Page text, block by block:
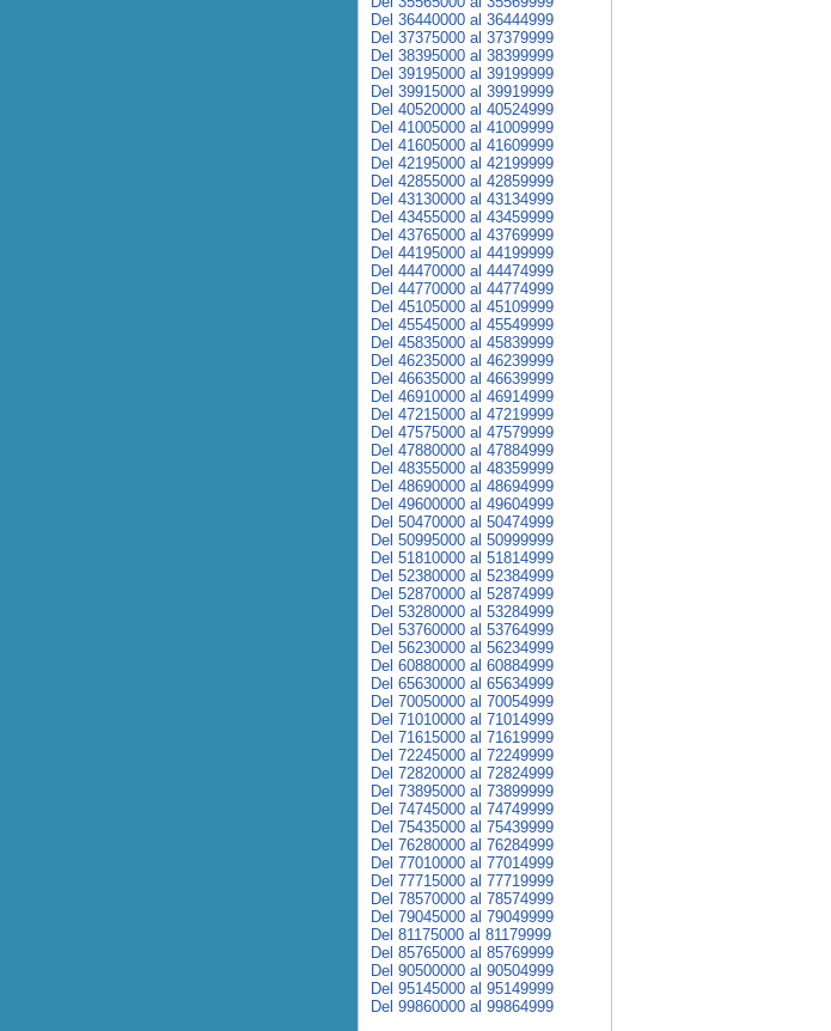
Del 36440000 al 36444999
Del 37375000 al 37379999
Del 38395000 al 38399999
Del 39195000 al 39199999
Del 39915000 al 39919999
Del 40520000 al 40524999
Del 41005000 al 41009999
Del 41605000 al 41609999
Del 42195000 al 42199999
Del 42855000 al 42859999
Del 43130000 al 43134999
Del 43455000 al 43459999
Del 43765000 al 43769999
Del 44195000 al 44199999
Del 44470000 al 44474999
Del 44770000 al 44774999
Del 45105000 al 45109999
Del 45545000 al 45549999
Del 45835000 al 45839999
Del 46235000 al 46239999
Del 46635000 al 46639999
Del 46910000 al 46914999
Del 47215000 al 47219999
Del 47575000 al 47579999
Del 47880000 al 47884999
Del 48355000 al 48359999
Del 48690000 al 48694999
Del 49600000 al 49604999
Del 50470000 al 50474999
Del 50995000 al 50999999
Del 51810000 al 51814999
Del 52380000 al 52384999
Del 52870000 al 52874999
Del 53280000 al 53284999
Del 53760000 al 53764999
Del 56230000 al 56234999
Del 60880000 al 60884999
Del 65630000 al 65634999
Del 70050000 al 70054999
Del 71010000 al 71014999
Del 71615000 al 71619999
Del 72245000 al 72249999
Del 72820000 al 72824999
Del 73895000 al 73899999
Del 74745000 al 74749999
Del 75435000 al 75439999
Del 76280000 al 76284999
Del 77010000 al 77014999
Del 77715000 al 77719999
Del 78570000 al 78574999
Del 79045000 al 79049999
Del 81175000 al 81179999
Del 85765000 al 85769999
Del 90500000 al 90504999
Del 95145000 al 95149999
Del 99860000 al 99864999